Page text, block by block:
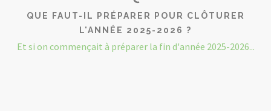
QUE FAUT-IL PRÉPARER POUR CLÔTURER
L'ANNÉE 2025-2026 ?
Et si on commençait à préparer la fin d'année 2025-2026...